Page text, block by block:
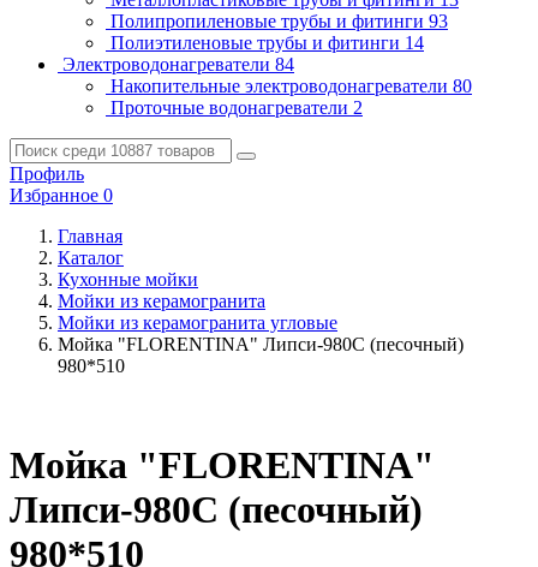
Полипропиленовые трубы и фитинги 93
Полиэтиленовые трубы и фитинги 14
Электроводонагреватели 84
Накопительные электроводонагреватели 80
Проточные водонагреватели 2
Профиль
Избранное 0
Главная
Каталог
Кухонные мойки
Мойки из керамогранита
Мойки из керамогранита угловые
Мойка "FLORENTINA" Липси-980С (песочный)
980*510
Мойка "FLORENTINA"
Липси-980С (песочный)
980*510